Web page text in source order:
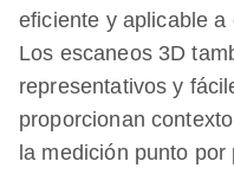
eficiente y aplicable a
Los escaneos 3D
representativos y
proporcionan
la medición punto por